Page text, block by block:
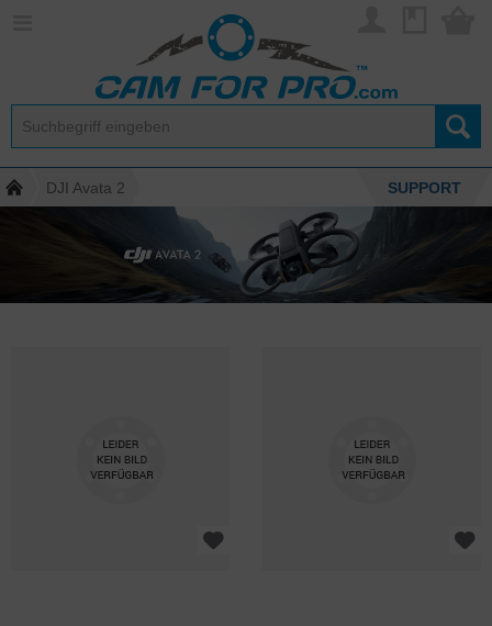
DJI Avata 2 SUPPORT